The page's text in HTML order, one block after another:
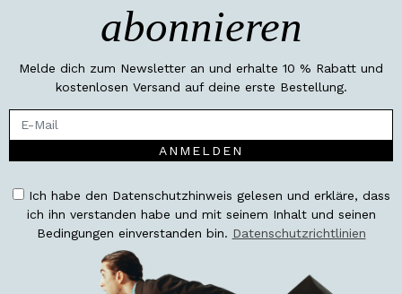
abonnieren
Melde dich zum Newsletter an und erhalte 10 % Rabatt und
kostenlosen Versand auf deine erste Bestellung.
ANMELDEN
Ich habe den Datenschutzhinweis gelesen und erkläre, dass
ich ihn verstanden habe und mit seinem Inhalt und seinen
Bedingungen einverstanden bin. Datenschutzrichtlinien